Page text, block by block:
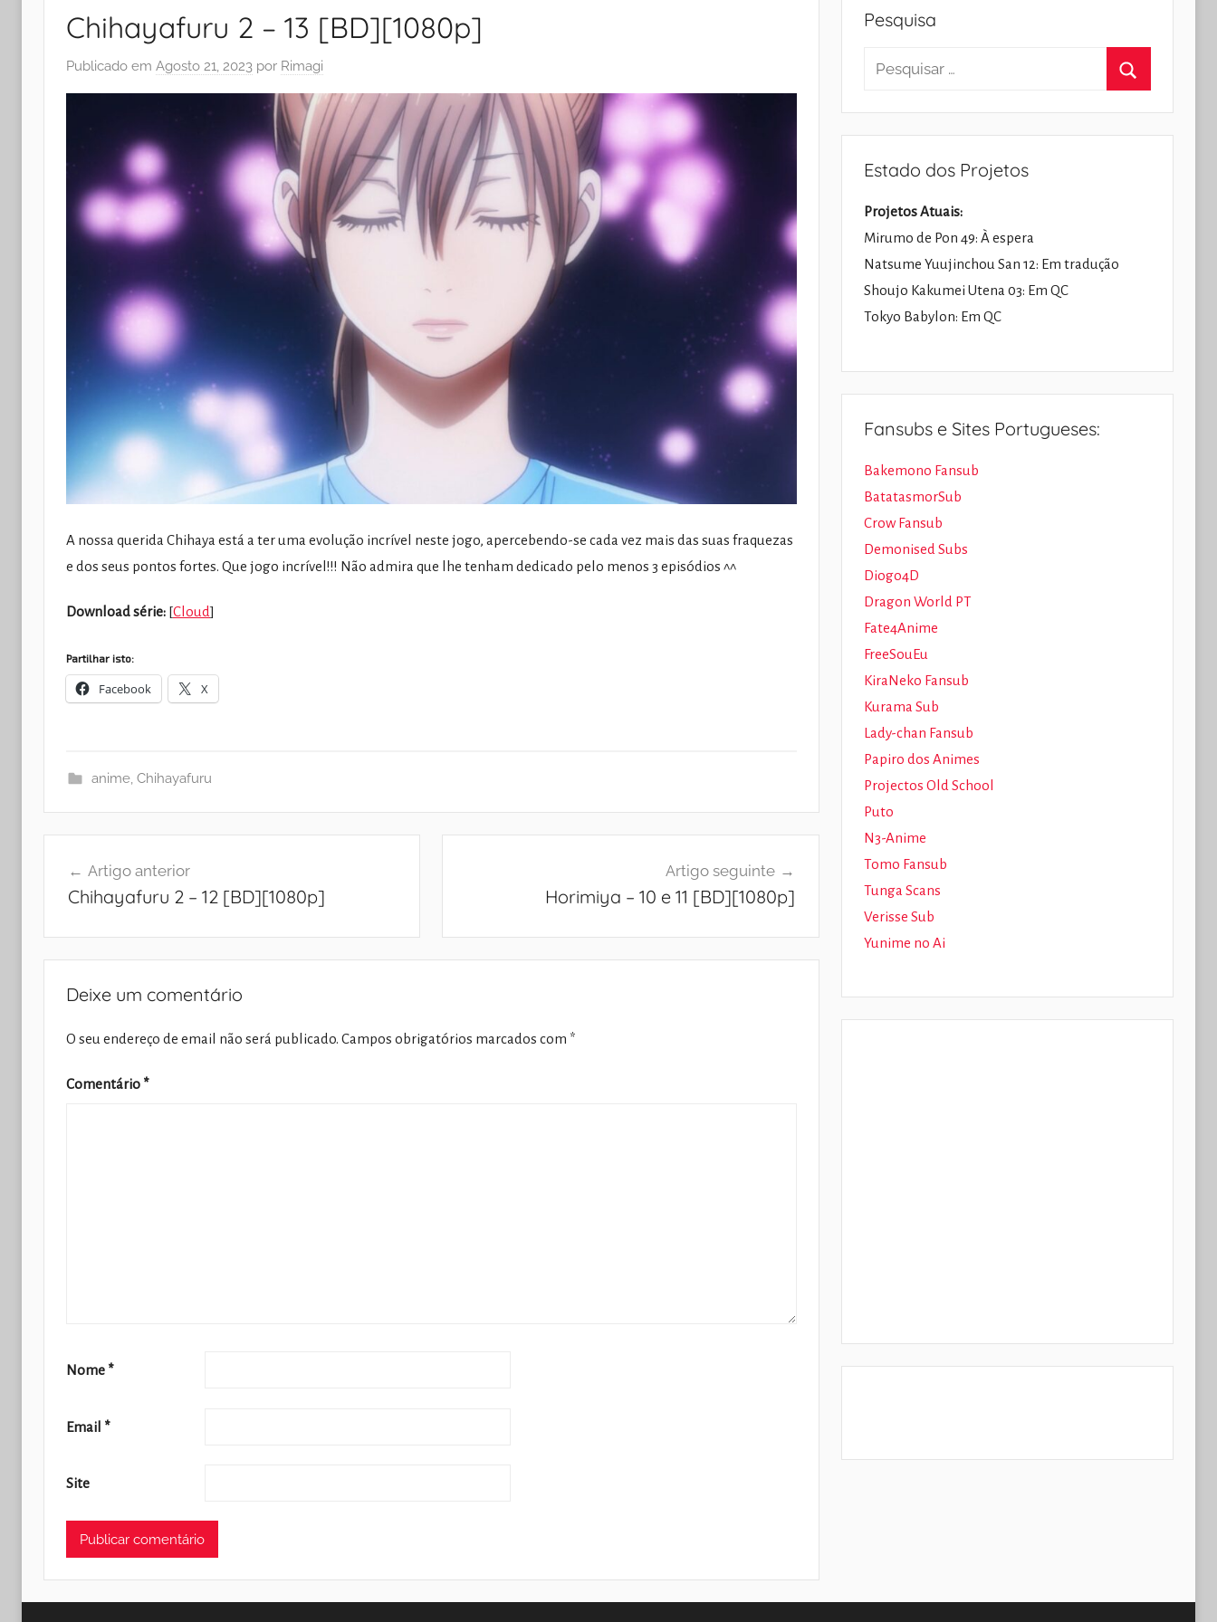
Chihayafuru 2 – 13 [BD][1080p]
Publicado em Agosto 21, 2023 por Rimagi
A nossa querida Chihaya está a ter uma evolução incrível neste jogo, apercebendo-se cada vez mais das suas fraquezas
e dos seus pontos fortes. Que jogo incrível!!! Não admira que lhe tenham dedicado pelo menos 3 episódios ^^
Download série: [Cloud]
Partilhar isto:
Facebook X
anime, Chihayafuru
artigos
Artigo anterior
Chihayafuru 2 – 12 [BD][1080p]
Artigo seguinte
Horimiya – 10 e 11 [BD][1080p]
Deixe um comentário
O seu endereço de email não será publicado. Campos obrigatórios marcados com *
Comentário *
Nome *
Email *
Site
Pesquisa
Pesquisar
Estado dos Projetos
Projetos Atuais:
Mirumo de Pon 49: À espera
Natsume Yuujinchou San 12: Em tradução
Shoujo Kakumei Utena 03: Em QC
Tokyo Babylon: Em QC
Fansubs e Sites Portugueses:
Bakemono Fansub
BatatasmorSub
Crow Fansub
Demonised Subs
Diogo4D
Dragon World PT
Fate4Anime
FreeSouEu
KiraNeko Fansub
Kurama Sub
Lady-chan Fansub
Papiro dos Animes
Projectos Old School
Puto
N3-Anime
Tomo Fansub
Tunga Scans
Verisse Sub
Yunime no Ai